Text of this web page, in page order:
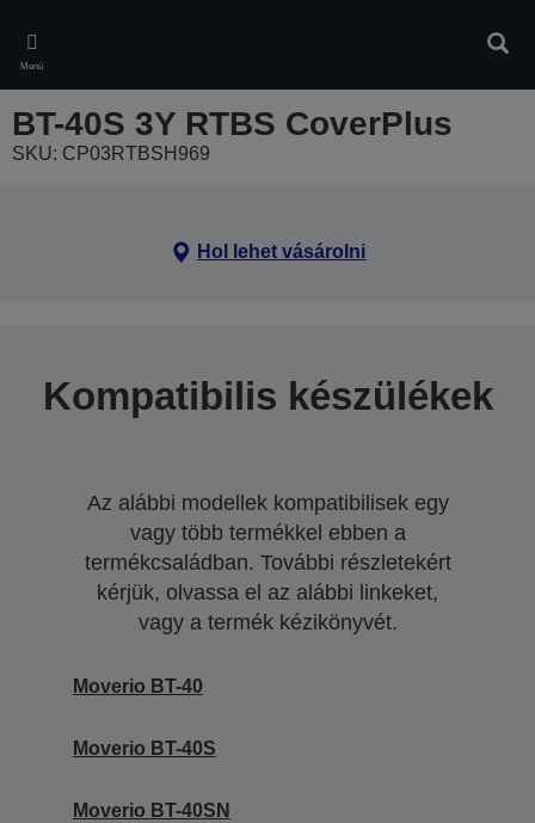
main
content
Menü
BT-40S 3Y RTBS CoverPlus
SKU: CP03RTBSH969
Hol lehet vásárolni
Kompatibilis készülékek
Az alábbi modellek kompatibilisek egy
vagy több termékkel ebben a
termékcsaládban. További részletekért
kérjük, olvassa el az alábbi linkeket,
vagy a termék kézikönyvét.
Moverio BT-40
Moverio BT-40S
Moverio BT-40SN